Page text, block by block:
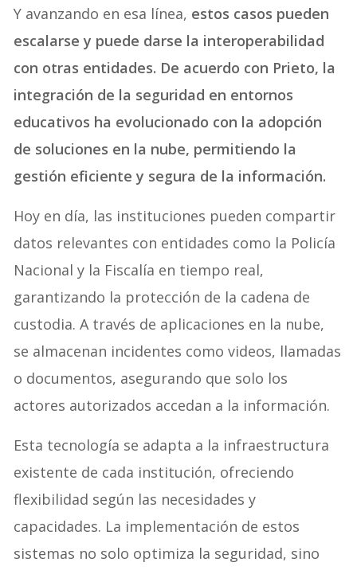
Y avanzando en esa línea, estos casos pueden
escalarse y puede darse la interoperabilidad
con otras entidades. De acuerdo con Prieto, la
integración de la seguridad en entornos
educativos ha evolucionado con la adopción
de soluciones en la nube, permitiendo la
gestión eficiente y segura de la información.
Hoy en día, las instituciones pueden compartir
datos relevantes con entidades como la Policía
Nacional y la Fiscalía en tiempo real,
garantizando la protección de la cadena de
custodia. A través de aplicaciones en la nube,
se almacenan incidentes como videos, llamadas
o documentos, asegurando que solo los
actores autorizados accedan a la información.
Esta tecnología se adapta a la infraestructura
existente de cada institución, ofreciendo
flexibilidad según las necesidades y
capacidades. La implementación de estos
sistemas no solo optimiza la seguridad, sino